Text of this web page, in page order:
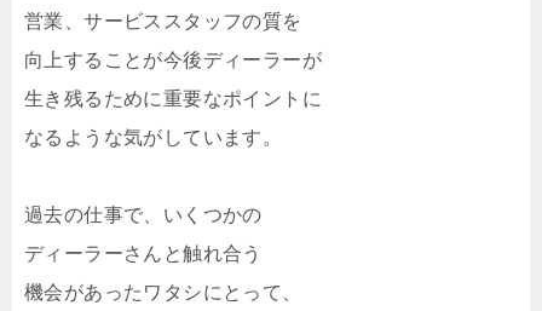
営業、サービススタッフの質を
向上することが今後ディーラーが
生き残るために重要なポイントに
なるような気がしています。
過去の仕事で、いくつかの
ディーラーさんと触れ合う
機会があったワタシにとって、